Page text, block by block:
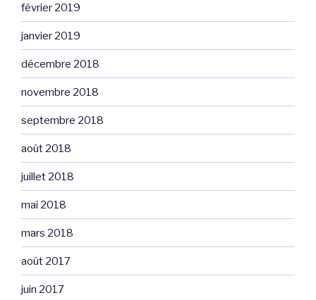
février 2019
janvier 2019
décembre 2018
novembre 2018
septembre 2018
août 2018
juillet 2018
mai 2018
mars 2018
août 2017
juin 2017